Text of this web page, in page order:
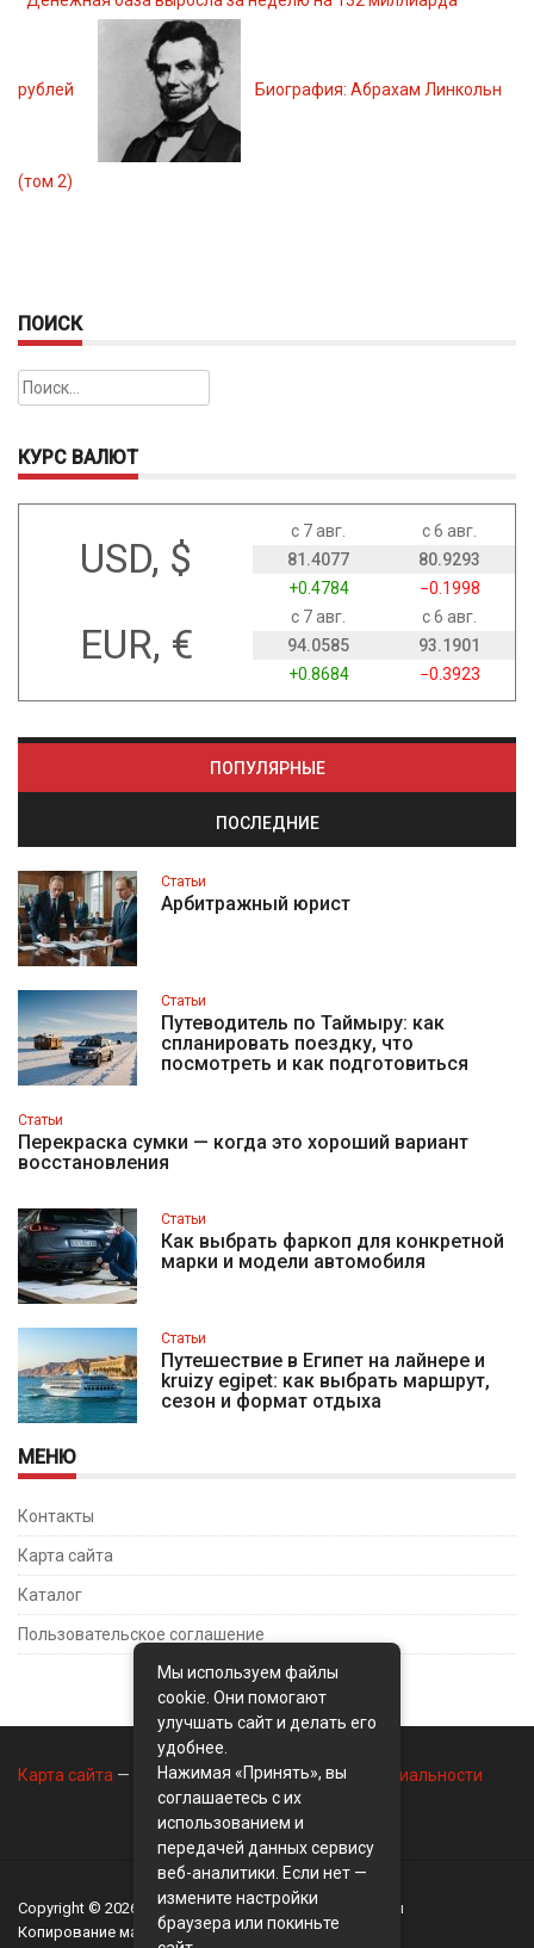
рублей Биография: Абрахам Линкольн
(том 2)
ПОИСК
Найти:
КУРС ВАЛЮТ
USD, $
с 7 авг.
с 6 авг.
81.4077
80.9293
+0.4784
−0.1998
EUR, €
с 7 авг.
с 6 авг.
94.0585
93.1901
+0.8684
−0.3923
ПОПУЛЯРНЫЕ
ПОСЛЕДНИЕ
Статьи
Арбитражный юрист
Статьи
Путеводитель по Таймыру: как
спланировать поездку, что
посмотреть и как подготовиться
Статьи
Перекраска сумки — когда это хороший вариант
восстановления
Статьи
Как выбрать фаркоп для конкретной
марки и модели автомобиля
Статьи
Путешествие в Египет на лайнере и
kruizy egipet: как выбрать маршрут,
сезон и формат отдыха
МЕНЮ
Контакты
Карта сайта
Каталог
Пользовательское соглашение
Карта сайта — Контакты— Политика конфиденциальности
Copyright © 2026 BusinessMix- Экономика и финансы
Копирование материалов разрешается, только с
Мы используем файлы
cookie. Они помогают
улучшать сайт и делать его
удобнее.
Нажимая «Принять», вы
соглашаетесь с их
использованием и
передачей данных сервису
веб-аналитики. Если нет —
измените настройки
браузера или покиньте